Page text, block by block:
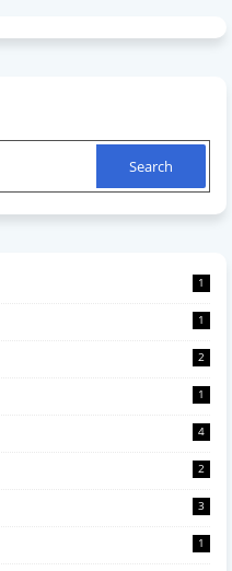
1
1
2
1
4
2
3
1